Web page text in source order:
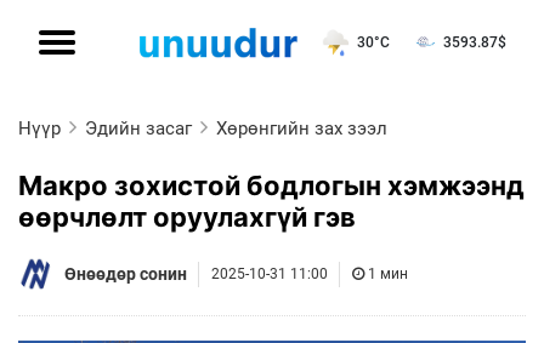
30°C 3593.87$
Нүүр Эдийн засаг Хөрөнгийн зах зээл
Макро зохистой бодлогын хэмжээнд
өөрчлөлт оруулахгүй гэв
Өнөөдөр сонин 2025-10-31 11:00 1 мин